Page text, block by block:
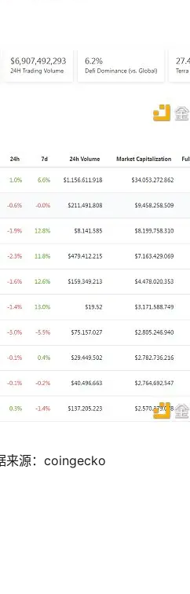
来源：coingecko